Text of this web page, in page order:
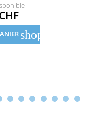
shopping_cart